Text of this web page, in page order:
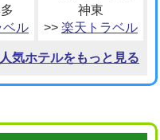
ベル
神東
>> 楽天トラベル
気ホテルをもっと見る